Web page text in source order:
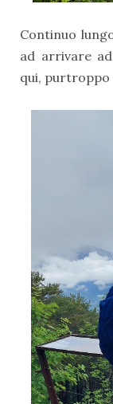
Continuo
ad arrivare
qui, purtroppo